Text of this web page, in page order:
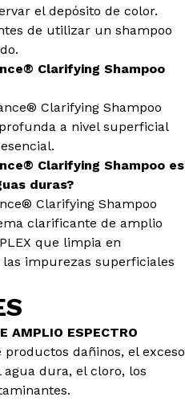
el depósito de color.
de utilizar un shampoo
Clarifying Shampoo
Clarifying Shampoo
a nivel superficial
Clarifying Shampoo es
duras?
Clarifying Shampoo
clarificante de amplio
que limpia en
impurezas superficiales
AMPLIO ESPECTRO
dañinos, el exceso
dura, el cloro, los